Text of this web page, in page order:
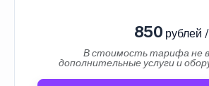
850 рублей
В стоимость тарифа не
дополнительные услуги и